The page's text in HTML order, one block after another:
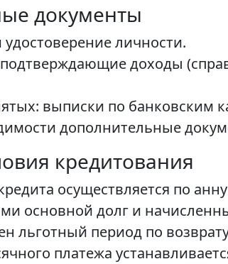
документы
личности.
доходы
выписки по банковским
дополнительные
кредитования
осуществляется по
основной долг и
льготный период по
платежа